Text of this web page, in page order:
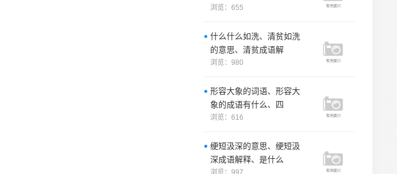
浏览：655
什么什么如洗、清贫如洗
的意思、清贫成语解
浏览：980
形容大象的词语、形容大
象的成语有什么、四
浏览：616
绠短汲深的意思、绠短汲
深成语解释、是什么
浏览：997